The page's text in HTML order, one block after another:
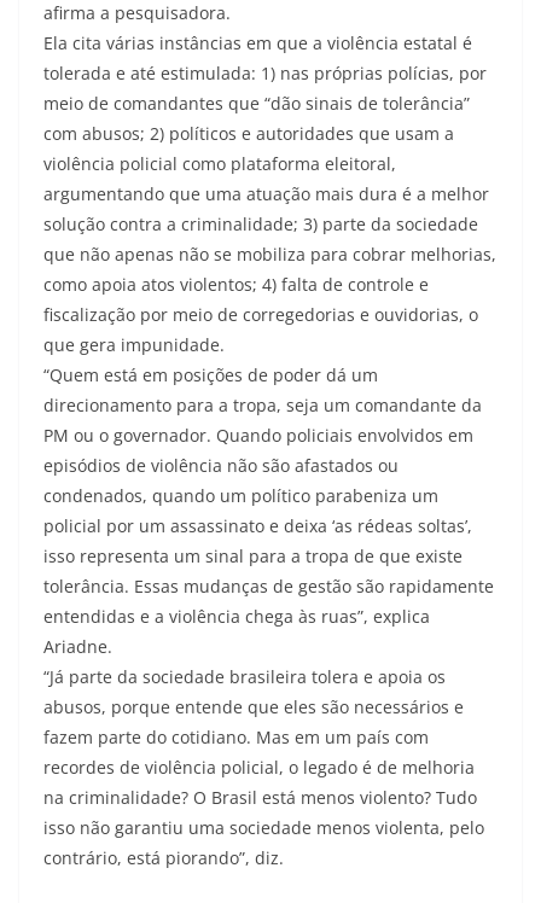
afirma a pesquisadora.
Ela cita várias instâncias em que a violência estatal é
tolerada e até estimulada: 1) nas próprias polícias, por
meio de comandantes que “dão sinais de tolerância”
com abusos; 2) políticos e autoridades que usam a
violência policial como plataforma eleitoral,
argumentando que uma atuação mais dura é a melhor
solução contra a criminalidade; 3) parte da sociedade
que não apenas não se mobiliza para cobrar melhorias,
como apoia atos violentos; 4) falta de controle e
fiscalização por meio de corregedorias e ouvidorias, o
que gera impunidade.
“Quem está em posições de poder dá um
direcionamento para a tropa, seja um comandante da
PM ou o governador. Quando policiais envolvidos em
episódios de violência não são afastados ou
condenados, quando um político parabeniza um
policial por um assassinato e deixa ‘as rédeas soltas’,
isso representa um sinal para a tropa de que existe
tolerância. Essas mudanças de gestão são rapidamente
entendidas e a violência chega às ruas”, explica
Ariadne.
“Já parte da sociedade brasileira tolera e apoia os
abusos, porque entende que eles são necessários e
fazem parte do cotidiano. Mas em um país com
recordes de violência policial, o legado é de melhoria
na criminalidade? O Brasil está menos violento? Tudo
isso não garantiu uma sociedade menos violenta, pelo
contrário, está piorando”, diz.